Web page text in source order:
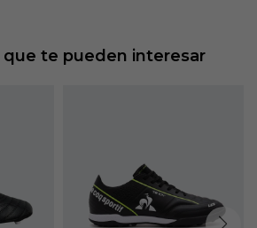
te pueden interesar